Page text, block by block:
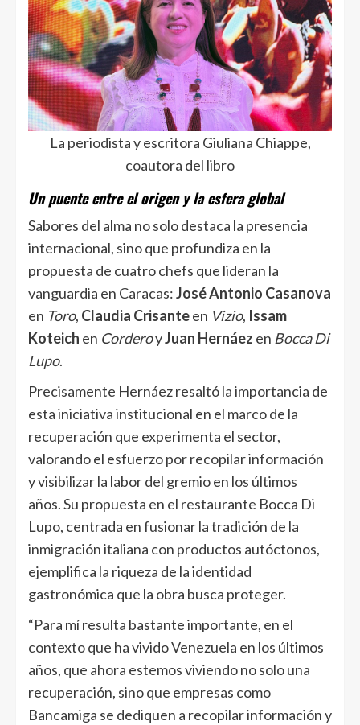
La periodista y escritora Giuliana Chiappe,
coautora del libro
Un puente entre el origen y la esfera global
Sabores del alma no solo destaca la presencia
internacional, sino que profundiza en la
propuesta de cuatro chefs que lideran la
vanguardia en Caracas:José Antonio Casanova
en Toro, Claudia Crisanteen Vizio, Issam
Koteich en CorderoyJuan Hernáez en Bocca Di
Lupo.
Precisamente Hernáez resaltó la importancia de
esta iniciativa institucional en el marco de la
recuperación que experimenta el sector,
valorando el esfuerzo por recopilar información
y visibilizar la labor del gremio en los últimos
años. Su propuesta en el restaurante Bocca Di
Lupo, centrada en fusionar la tradición de la
inmigración italiana con productos autóctonos,
ejemplifica la riqueza de la identidad
gastronómica que la obra busca proteger.
“Para mí resulta bastante importante, en el
contexto que ha vivido Venezuela en los últimos
años, que ahora estemos viviendo no solo una
recuperación, sino que empresas como
Bancamiga se dediquen a recopilar información y